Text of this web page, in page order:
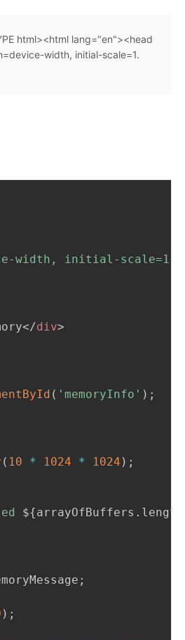
html><html lang="en"><head
width, initial-scale=1.
width, initial-scale=1.0
</div>
( 'memoryInfo' ) ;
( 10 * 1024 * 1024 ) ;
${arrayOfBuffers . length
;
) ;